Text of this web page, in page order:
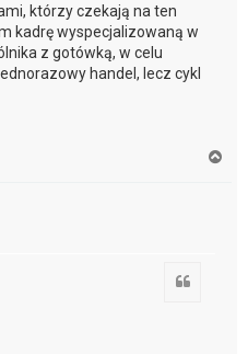
którzy czekają na ten
kadrę wyspecjalizowaną w
z gotówką, w celu
handel, lecz cykl